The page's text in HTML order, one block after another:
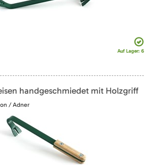
Auf Lager: 6
handgeschmiedet mit Holzgriff
/ Adner